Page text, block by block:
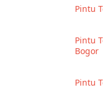
Pintu
Pintu
Bogor
Pintu